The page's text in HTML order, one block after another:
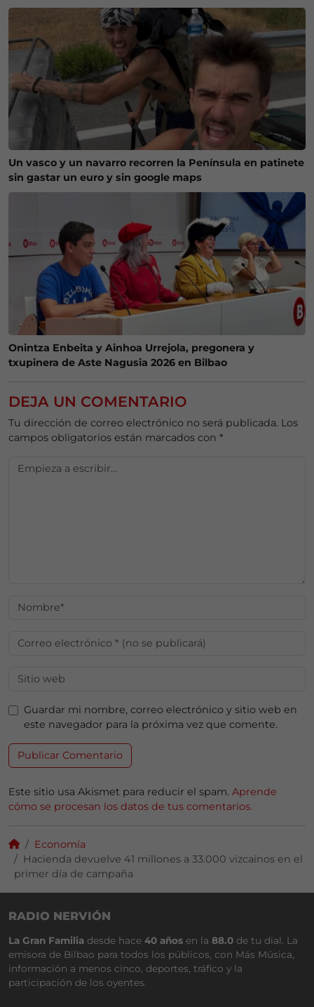
Un vasco y un navarro recorren la Península en patinete
sin gastar un euro y sin google maps
Onintza Enbeita y Ainhoa Urrejola, pregonera y
txupinera de Aste Nagusia 2026 en Bilbao
DEJA UN COMENTARIO
Tu dirección de correo electrónico no será publicada. Los
campos obligatorios están marcados con *
Guardar mi nombre, correo electrónico y sitio web en
este navegador para la próxima vez que comente.
Este sitio usa Akismet para reducir el spam. Aprende
cómo se procesan los datos de tus comentarios.
Economía
Hacienda devuelve 41 millones a 33.000 vizcaínos en el
primer día de campaña
RADIO NERVIÓN
La Gran Familia desde hace 40 años en la 88.0 de tu dial. La
emisora de Bilbao para todos los públicos, con Más Música,
información a menos cinco, deportes, tráfico y la
participación de los oyentes.